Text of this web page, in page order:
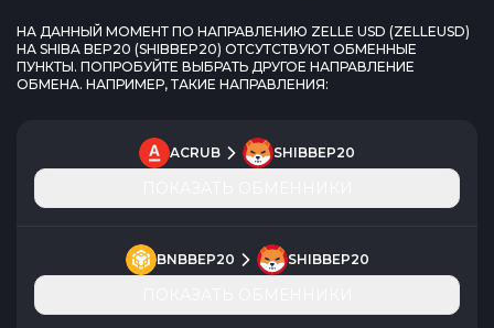
НА ДАННЫЙ МОМЕНТ ПО НАПРАВЛЕНИЮ ZELLE USD (ZELLEUSD)
НА SHIBA BEP20 (SHIBBEP20) ОТСУТСТВУЮТ ОБМЕННЫЕ
ПУНКТЫ. ПОПРОБУЙТЕ ВЫБРАТЬ ДРУГОЕ НАПРАВЛЕНИЕ
ОБМЕНА. НАПРИМЕР, ТАКИЕ НАПРАВЛЕНИЯ:
ACRUB SHIBBEP20
BNBBEP20 SHIBBEP20